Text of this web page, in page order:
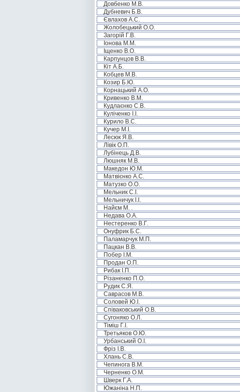
Довбенко М.В.
Дубневич Б.В.
Євлахов А.С.
Жолобецький О.О.
Загорій Г.В.
Іонова М.М.
Іщенко В.О.
Карпунцов В.В.
Кіт А.Б.
Кобцев М.В.
Козир Б.Ю.
Корнацький А.О.
Кривенко В.М.
Кудлаєнко С.В.
Куліченко І.І.
Курило В.С.
Кучер М.І.
Лесюк Я.В.
Лівік О.П.
Лубінець Д.В.
Люшняк М.В.
Македон Ю.М.
Матвієнко А.С.
Матузко О.О.
Мельник С.І.
Мельничук І.І.
Найєм М. .
Недава О.А.
Нестеренко В.Г.
Онуфрик Б.С.
Паламарчук М.П.
Пацкан В.В.
Побер І.М.
Продан О.П.
Рибак І.П.
Різаненко П.О.
Рудик С.Я.
Саврасов М.В.
Соловей Ю.І.
Співаковський О.В.
Сугоняко О.Л.
Тіміш Г.І.
Третьяков О.Ю.
Урбанський О.І.
Фріз І.В.
Хлань С.В.
Чепинога В.М.
Черненко О.М.
Шверк Г.А.
Южаніна Н.П.